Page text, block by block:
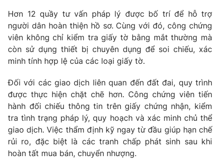
Thị trường
Tư vấn
Lịch phát sóng
Chuyên mục khác
Emagazine Podcast
Photo Infographic
Video Shorts video
VTV Money VTV Thể thao
Hơn 12 quầy tư vấn pháp lý được bố trí để hỗ trợ
người dân hoàn thiện hồ sơ. Cùng với đó, công chứng
viên không chỉ kiểm tra giấy tờ bằng mắt thường mà
còn sử dụng thiết bị chuyên dụng để soi chiếu, xác
minh tính hợp lệ của các loại giấy tờ.
Đối với các giao dịch liên quan đến đất đai, quy trình
được thực hiện chặt chẽ hơn. Công chứng viên tiến
hành đối chiếu thông tin trên giấy chứng nhận, kiểm
tra tình trạng pháp lý, quy hoạch và xác minh chủ thể
giao dịch. Việc thẩm định kỹ ngay từ đầu giúp hạn chế
rủi ro, đặc biệt là các tranh chấp phát sinh sau khi
hoàn tất mua bán, chuyển nhượng.